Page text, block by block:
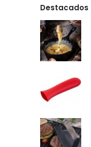
Destacados